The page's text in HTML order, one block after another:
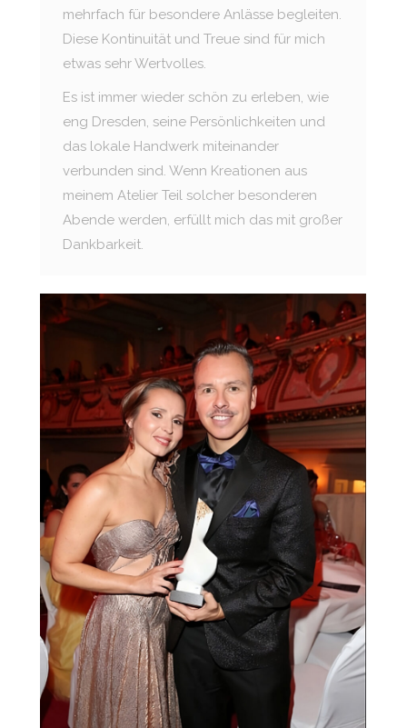
mehrfach für besondere Anlässe begleiten.
Diese Kontinuität und Treue sind für mich
etwas sehr Wertvolles.
Es ist immer wieder schön zu erleben, wie
eng Dresden, seine Persönlichkeiten und
das lokale Handwerk miteinander
verbunden sind. Wenn Kreationen aus
meinem Atelier Teil solcher besonderen
Abende werden, erfüllt mich das mit großer
Dankbarkeit.